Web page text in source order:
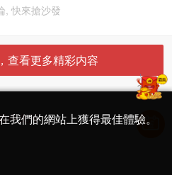
, 快來搶沙發
查看更多精彩内容
中文版
我們的網站上獲得最佳體驗。